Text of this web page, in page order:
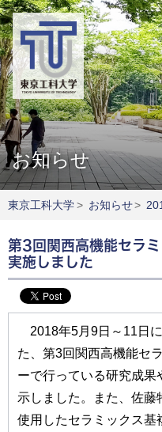
お知らせ
東京工科大学> お知らせ>
第3回関西高機能セラ
実施しました
2018年5月9日～11日
た、第3回関西高機能セ
ーで行っている研究成果
示しました。また、佐
使用したセラミックス基